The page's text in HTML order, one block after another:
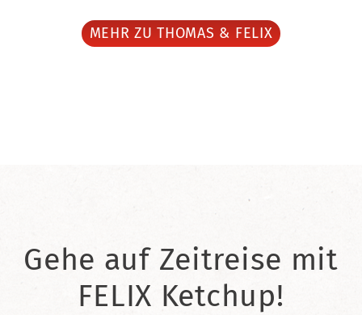
MEHR ZU THOMAS & FELIX
Gehe auf Zeitreise mit
FELIX Ketchup!